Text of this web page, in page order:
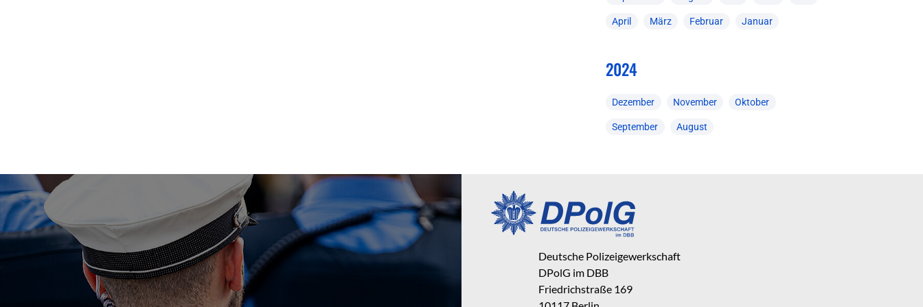
April März Februar Januar
2024
Dezember November Oktober
September August
Deutsche Polizeigewerkschaft
DPolG im DBB
Friedrichstraße 169